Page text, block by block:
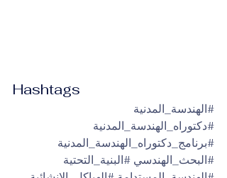
Hashtags
#الهندسة_المدنية
#دكتوراه_الهندسة_المدنية
#برنامج_دكتوراه_الهندسة_المدنية
#البحث_الهندسي #البنية_التحتية